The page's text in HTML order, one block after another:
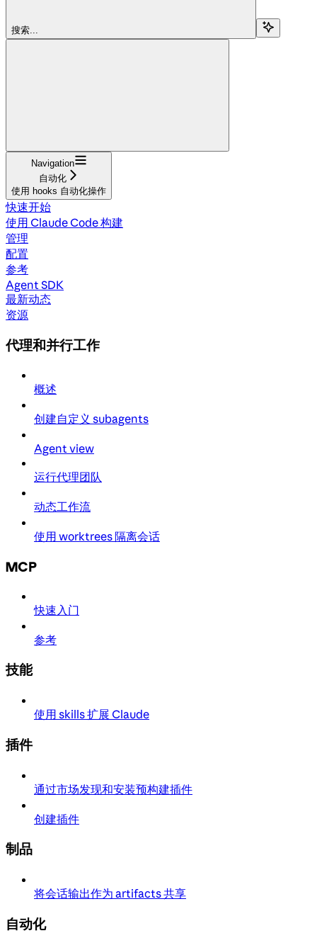
搜索...
Navigation
自动化
使用 hooks 自动化操作
快速开始
使用 Claude Code 构建
管理
配置
参考
Agent SDK
最新动态
资源
代理和并行工作
概述
创建自定义 subagents
Agent view
运行代理团队
动态工作流
使用 worktrees 隔离会话
MCP
快速入门
参考
技能
使用 skills 扩展 Claude
插件
通过市场发现和安装预构建插件
创建插件
制品
将会话输出作为 artifacts 共享
自动化